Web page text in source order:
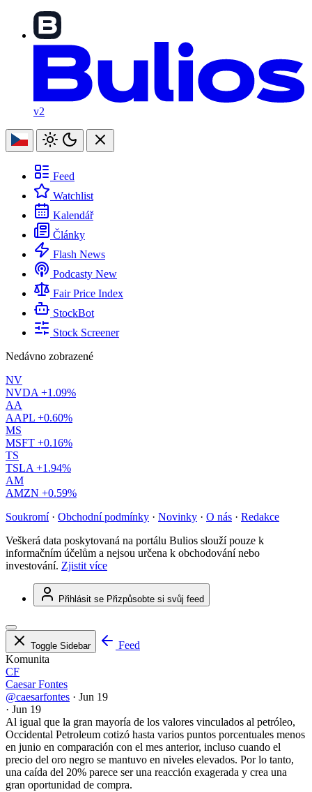
v2
Feed
Watchlist
Kalendář
Články
Flash News
Podcasty New
Fair Price Index
StockBot
Stock Screener
Nedávno zobrazené
NV
NVDA +1.09%
AA
AAPL +0.60%
MS
MSFT +0.16%
TS
TSLA +1.94%
AM
AMZN +0.59%
Soukromí · Obchodní podmínky · Novinky · O nás · Redakce
Veškerá data poskytovaná na portálu Bulios slouží pouze k
informačním účelům a nejsou určena k obchodování nebo
investování. Zjistit více
Přihlásit se Přizpůsobte si svůj feed
Toggle Sidebar
Feed
Komunita
CF
Caesar Fontes
@caesarfontes · Jun 19
· Jun 19
Al igual que la gran mayoría de los valores vinculados al petróleo,
Occidental Petroleum cotizó hasta varios puntos porcentuales menos
en junio en comparación con el mes anterior, incluso cuando el
precio del oro negro se mantuvo en niveles elevados. Por lo tanto,
una caída del 20% parece ser una reacción exagerada y crea una
gran oportunidad de compra.